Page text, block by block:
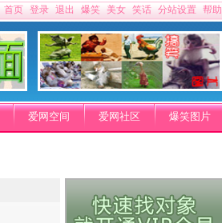
首页 登录 退出 爆笑 美女 笑话 分站设置 帮助
爱网空间 爱网社区 爆笑图片